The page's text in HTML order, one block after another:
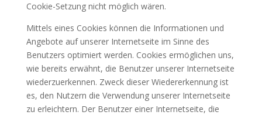
Cookie-Setzung nicht möglich wären.
Mittels eines Cookies können die Informationen und
Angebote auf unserer Internetseite im Sinne des
Benutzers optimiert werden. Cookies ermöglichen uns,
wie bereits erwähnt, die Benutzer unserer Internetseite
wiederzuerkennen. Zweck dieser Wiedererkennung ist
es, den Nutzern die Verwendung unserer Internetseite
zu erleichtern. Der Benutzer einer Internetseite, die